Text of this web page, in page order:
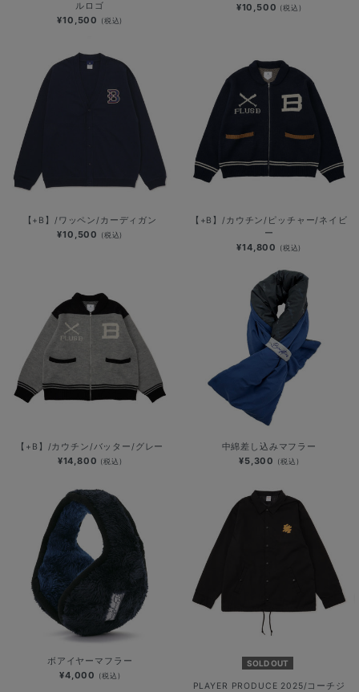
ルロゴ
¥10,500 (税込)
¥10,500 (税込)
【+B】/ワッペン/カーディガン
¥10,500 (税込)
【+B】/カウチン/ピッチャー/ネイビ
ー
¥14,800 (税込)
【+B】/カウチン/バッター/グレー
¥14,800 (税込)
中綿差し込みマフラー
¥5,300 (税込)
ボアイヤーマフラー
¥4,000 (税込)
SOLD OUT
PLAYER PRODUCE 2025/コーチジ